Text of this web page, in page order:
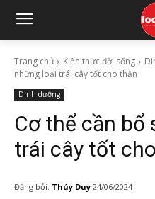
Trang chủ Kiến thức đời sống
những loại trái cây tốt cho thận
Dinh dưỡng
Cơ thể cần bổ
trái cây tốt
Đăng bởi: Thúy Duy 24/06/2024